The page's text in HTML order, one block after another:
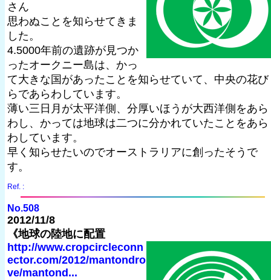
さん
思わぬことを知らせてきま
した。
4.5000年前の遺跡が見つか
ったオークニー島は、かっ
て大きな国があったことを知らせていて、中央の花び
らであらわしています。
薄い三日月が太平洋側、分厚いほうが大西洋側をあら
わし、かっては地球は二つに分かれていたことをあら
わしています。
早く知らせたいのでオーストラリアに創ったそうで
す。
Ref. :
No.508
2012/11/8
《地球の陸地に配置
http://www.cropcircleconn
ector.com/2012/mantondro
ve/mantond...